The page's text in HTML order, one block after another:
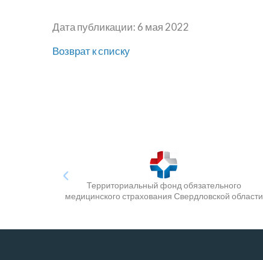
Дата публикации: 6 мая 2022
Возврат к списку
Территориальный фонд обязательного
медицинского страхования Свердловской области